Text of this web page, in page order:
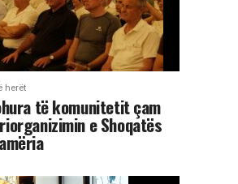
herët
të komunitetit çam
e Shoqatës